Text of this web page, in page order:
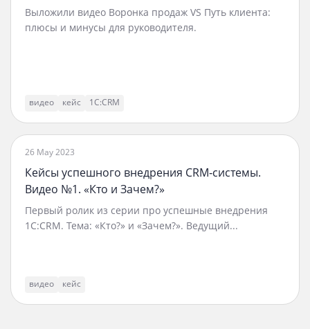
Выложили видео Воронка продаж VS Путь клиента:
плюсы и минусы для руководителя.
видео кейс 1С:CRM
26 May 2023
Кейсы успешного внедрения CRM‑системы.
Видео №1. «Кто и Зачем?»
Первый ролик из серии про успешные внедрения
1C:CRM. Тема: «Кто?» и «Зачем?». Ведущий...
видео кейс